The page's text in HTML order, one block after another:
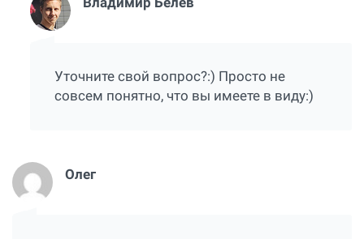
Уточните свой вопрос?:) Просто не
совсем понятно, что вы имеете в виду:)
Олег